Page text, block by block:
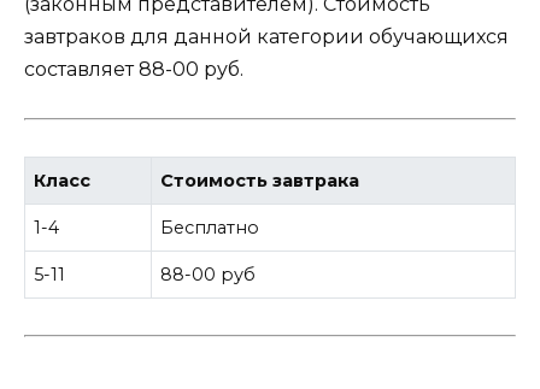
завтраков для данной категории обучающихся
составляет 88-00 руб.
Класс Стоимость завтрака
1-4 Бесплатно
5-11 88-00 руб